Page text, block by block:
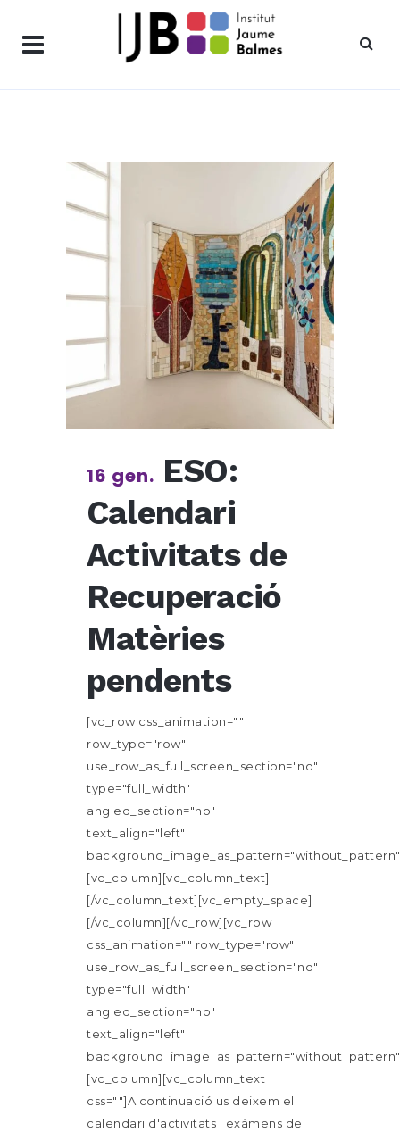
16 gen. ESO:
Calendari
Activitats de
Recuperació
Matèries
pendents
[vc_row css_animation=""
row_type="row"
use_row_as_full_screen_section="no"
type="full_width"
angled_section="no"
text_align="left"
[vc_column][vc_column_text]
[/vc_column_text][vc_empty_space]
[/vc_column][/vc_row][vc_row
css_animation="" row_type="row"
use_row_as_full_screen_section="no"
type="full_width"
angled_section="no"
text_align="left"
[vc_column][vc_column_text
css=""]A continuació us deixem el
calendari d'activitats i exàmens de